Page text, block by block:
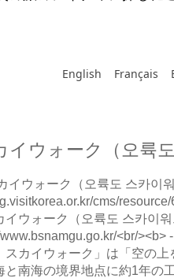
English Français
イウォーク（오륙
イウォーク（오륙도 스카이
cms/
イウォーク（오륙도 스카이
<br/><b>
スカイウォーク」は「空の
と南海の境界地点に約1年の